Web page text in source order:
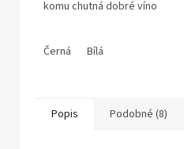
komu chutná dobré víno
bavlna
Černá Bílá
Popis Podobné (8)